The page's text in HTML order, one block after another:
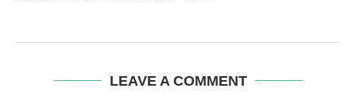
LEAVE A COMMENT